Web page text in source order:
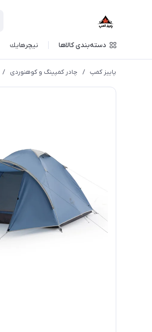
دسته‌بندی کالاها نيچرهايك
پاییز کمپ / چادر کمپینگ و کوهنوردی /